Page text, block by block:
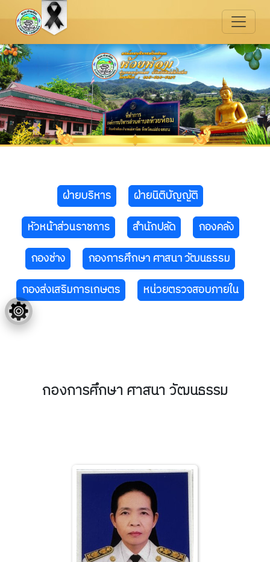
ฝ่ายบริหาร
ฝ่ายนิติบัญญัติ
หัวหน้าส่วนราชการ
สำนักปลัด
กองคลัง
กองช่าง
กองการศึกษา ศาสนา วัฒนธรรม
กองส่งเสริมการเกษตร
หน่วยตรวจสอบภายใน
กองการศึกษา ศาสนา วัฒนธรรม